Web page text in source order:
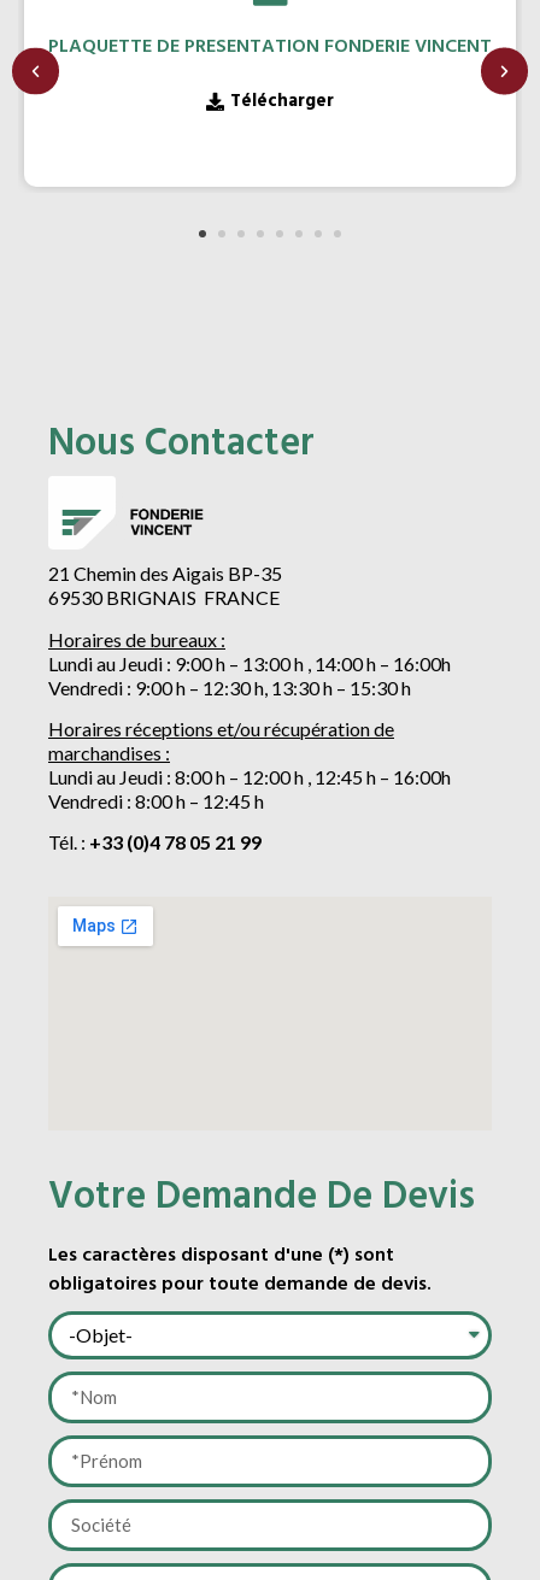
PLAQUETTE DE PRESENTATION FONDERIE VINCENT
Télécharger
Nous Contacter
21 Chemin des Aigais BP-35
69530 BRIGNAIS FRANCE
Horaires de bureaux :
Lundi au Jeudi : 9:00 h – 13:00 h , 14:00 h – 16:00h
Vendredi : 9:00 h – 12:30 h, 13:30 h – 15:30 h
Horaires réceptions et/ou récupération de
marchandises :
Lundi au Jeudi : 8:00 h – 12:00 h , 12:45 h – 16:00h
Vendredi : 8:00 h – 12:45 h
Tél. : +33 (0)4 78 05 21 99
Votre Demande De Devis
Les caractères disposant d'une (*) sont
obligatoires pour toute demande de devis.